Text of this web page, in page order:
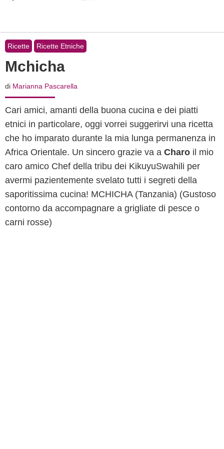
Ricette Ricette Etniche
Mchicha
di Marianna Pascarella
Cari amici, amanti della buona cucina e dei piatti
etnici in particolare, oggi vorrei suggerirvi una ricetta
che ho imparato durante la mia lunga permanenza in
Africa Orientale. Un sincero grazie va a Charo il mio
caro amico Chef della tribu dei KikuyuSwahili per
avermi pazientemente svelato tutti i segreti della
saporitissima cucina! MCHICHA (Tanzania) (Gustoso
contorno da accompagnare a grigliate di pesce o
carni rosse)